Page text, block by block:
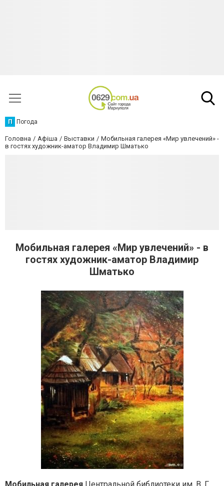
П Погода
Головна Афіша Выставки
Мобильная галерея «Мир увлечений» -
в гостях художник-аматор Владимир Шматько
Мобильная галерея «Мир увлечений» - в
гостях художник-аматор Владимир
Шматько